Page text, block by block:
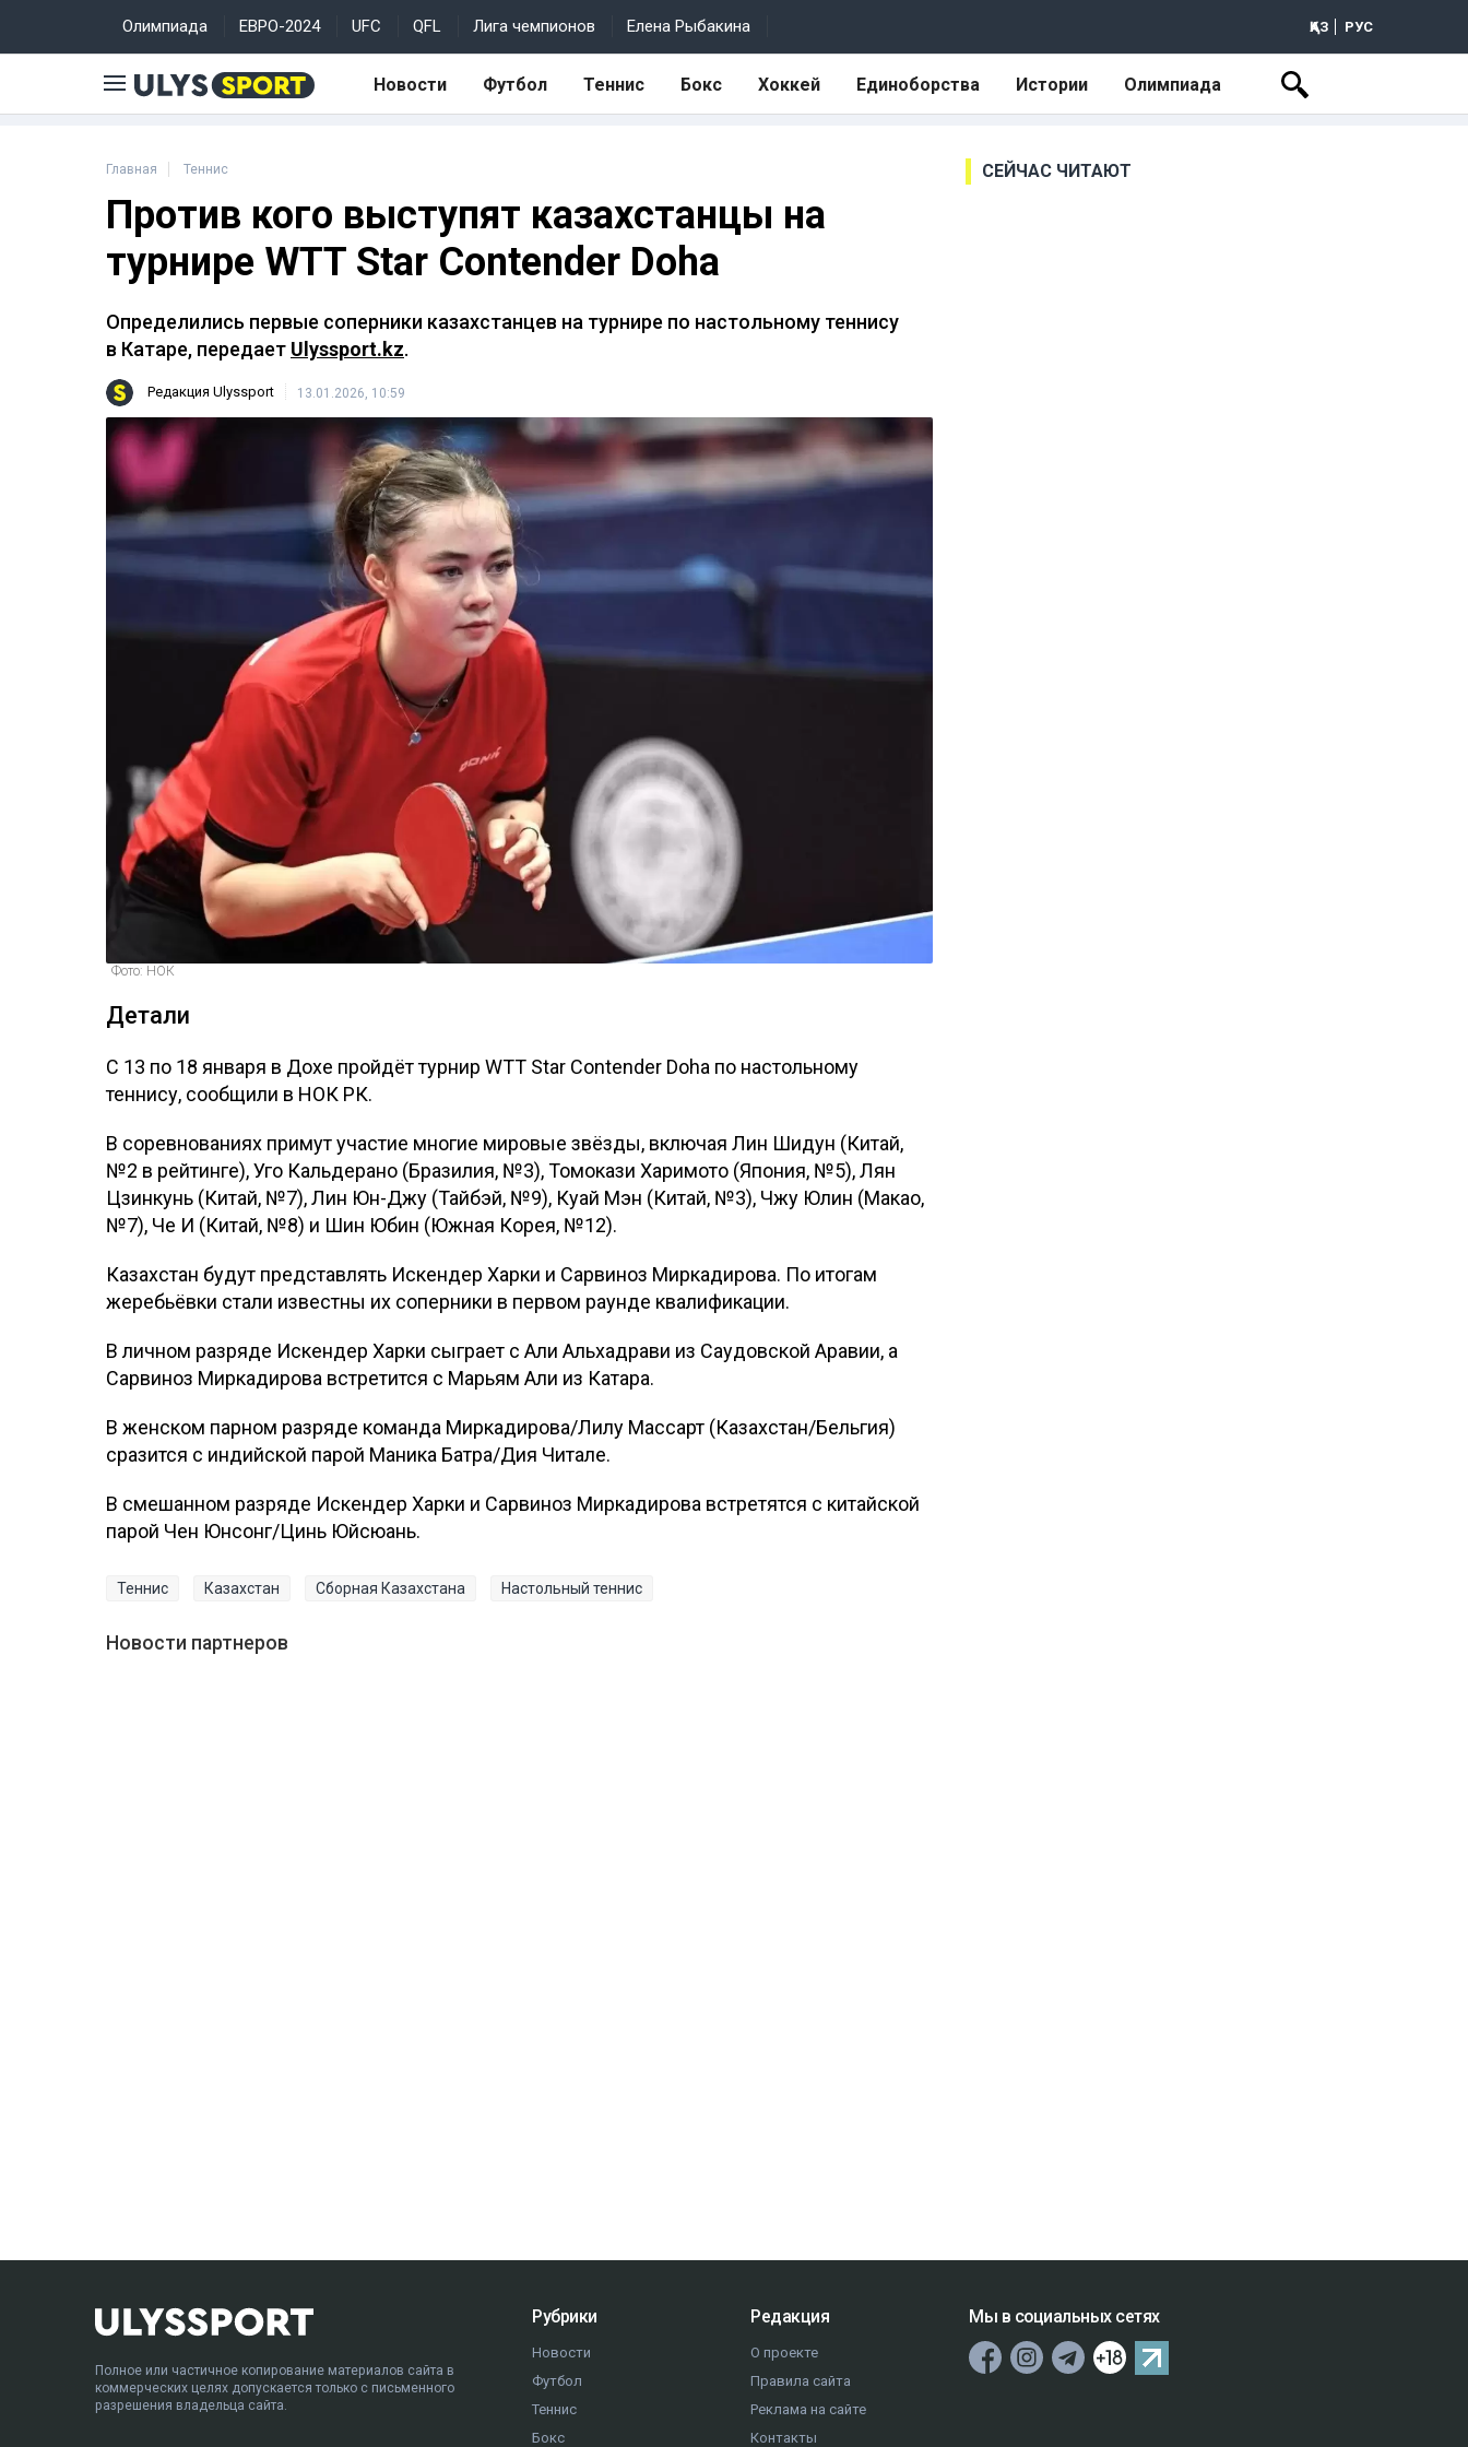
Олимпиада ЕВРО-2024 UFC QFL Лига чемпионов Елена Рыбакина ҚАЗ РУС
Новости Футбол Теннис Бокс Хоккей Единоборства Истории Олимпиада
Главная Теннис
Против кого выступят казахстанцы на
турнире WTT Star Contender Doha
Определились первые соперники казахстанцев на турнире по настольному теннису
в Катаре, передает Ulyssport.kz.
Редакция Ulyssport 13.01.2026, 10:59
Фото: НОК
Детали
С 13 по 18 января в Дохе пройдёт турнир WTT Star Contender Doha по настольному
теннису, сообщили в НОК РК.
В соревнованиях примут участие многие мировые звёзды, включая Лин Шидун (Китай,
№2 в рейтинге), Уго Кальдерано (Бразилия, №3), Томокази Харимото (Япония, №5), Лян
Цзинкунь (Китай, №7), Лин Юн-Джу (Тайбэй, №9), Куай Мэн (Китай, №3), Чжу Юлин (Макао,
№7), Че И (Китай, №8) и Шин Юбин (Южная Корея, №12).
Казахстан будут представлять Искендер Харки и Сарвиноз Миркадирова. По итогам
жеребьёвки стали известны их соперники в первом раунде квалификации.
В личном разряде Искендер Харки сыграет с Али Альхадрави из Саудовской Аравии, а
Сарвиноз Миркадирова встретится с Марьям Али из Катара.
В женском парном разряде команда Миркадирова/Лилу Массарт (Казахстан/Бельгия)
сразится с индийской парой Маника Батра/Дия Читале.
В смешанном разряде Искендер Харки и Сарвиноз Миркадирова встретятся с китайской
парой Чен Юнсонг/Цинь Юйсюань.
Теннис Казахстан Сборная Казахстана Настольный теннис
Новости партнеров
СЕЙЧАС ЧИТАЮТ
Полное или частичное копирование материалов сайта в
коммерческих целях допускается только с письменного
разрешения владельца сайта.
Рубрики
Новости
Футбол
Теннис
Бокс
Редакция
О проекте
Правила сайта
Реклама на сайте
Контакты
Мы в социальных сетях